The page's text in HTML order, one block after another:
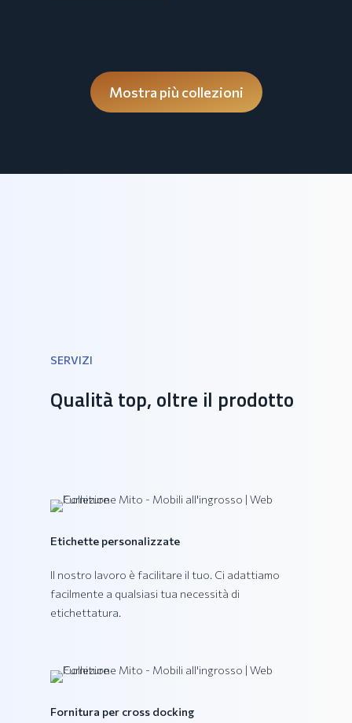
Mostra più collezioni
SERVIZI
Qualità top, oltre il prodotto
Etichette personalizzate
Il nostro lavoro è facilitare il tuo. Ci adattiamo
facilmente a qualsiasi tua necessità di
etichettatura.
Fornitura per cross docking